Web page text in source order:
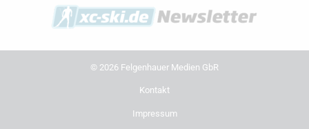
© 2026 Felgenhauer Medien GbR
Kontakt
Impressum